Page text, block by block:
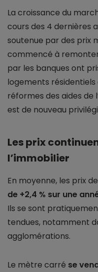
La croissance du
cours des 4 dernières
soutenue par des prix
commencé à
par les banques ont
logements
réformes des aides de
est de nouveau
Les prix
l’immobilier
En moyenne, les prix
de +2,4 % sur une
Ils se sont
tendues, notamment
agglomérations.
Le mètre carré se